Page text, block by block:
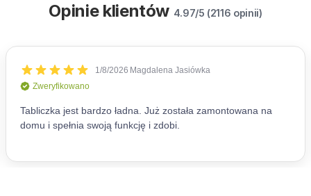
Opinie klientów 4.97/5 (2116 opinii)